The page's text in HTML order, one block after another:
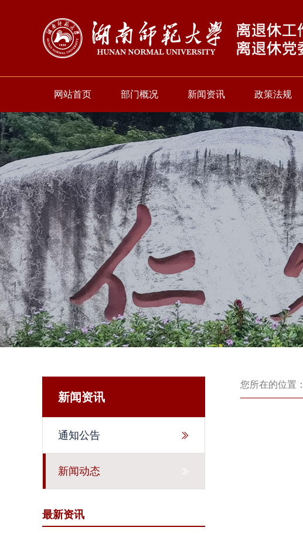
网站首页 部门概况 新闻资讯 政策法规
您所在的位置：
新闻资讯
通知公告
新闻动态
最新资讯